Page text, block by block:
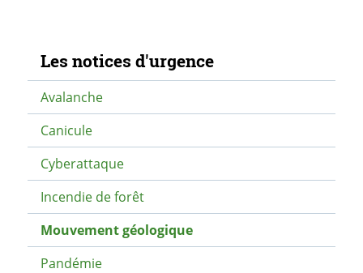
Navigation secondaire
Les notices d'urgence
Avalanche
Canicule
Cyberattaque
Incendie de forêt
Mouvement géologique
Pandémie